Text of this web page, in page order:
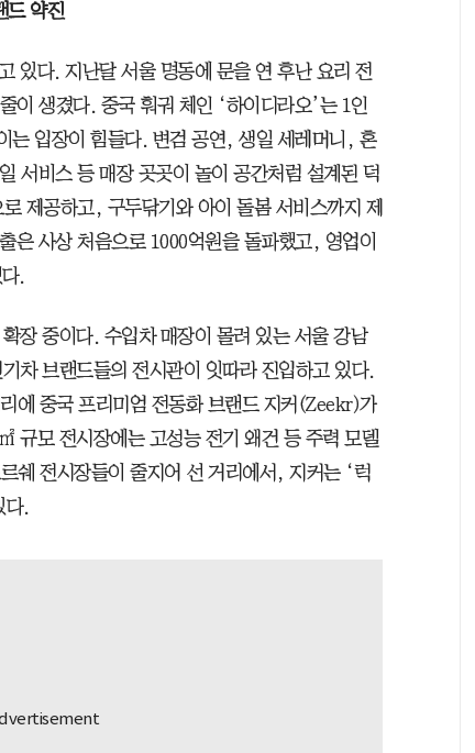
드 약진
있다. 지난달 서울 명동에 문을 연 후난 요리 전
이 생겼다. 중국 훠궈 체인 ‘하이디라오’는 1인
는 입장이 힘들다. 변검 공연, 생일 세레머니, 혼
서비스 등 매장 곳곳이 놀이 공간처럼 설계된 덕
제공하고, 구두닦기와 아이 돌봄 서비스까지 제
은 사상 처음으로 1000억원을 돌파했고, 영업이
.
장 중이다. 수입차 매장이 몰려 있는 서울 강남
차 브랜드들의 전시관이 잇따라 진입하고 있다.
에 중국 프리미엄 전동화 브랜드 지커(Zeekr)가
규모 전시장에는 고성능 전기 왜건 등 주력 모델
쉐 전시장들이 줄지어 선 거리에서, 지커는 ‘럭
다.